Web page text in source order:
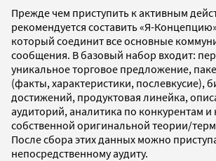
Прежде чем приступить к активным
рекомендуется составить «Я-
который соединит все основные
сообщения. В базовый набор входит:
уникальное торговое предложение,
(факты, характеристики, послевкусие),
достижений, продуктовая линейка,
аудиторий, аналитика по конкурентам и
собственной оригинальной теории/
После сбора этих данных можно
непосредственному аудиту.